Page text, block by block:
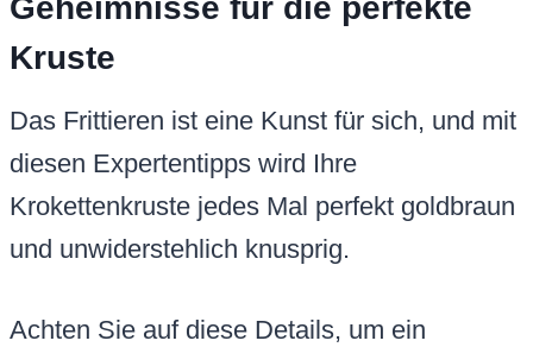
Geheimnisse für die perfekte
Kruste
Das Frittieren ist eine Kunst für sich, und mit
diesen Expertentipps wird Ihre
Krokettenkruste jedes Mal perfekt goldbraun
und unwiderstehlich knusprig.
Achten Sie auf diese Details, um ein